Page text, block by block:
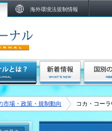
海外環境法規制情報
市場・政策・規制動向 コカ・コー